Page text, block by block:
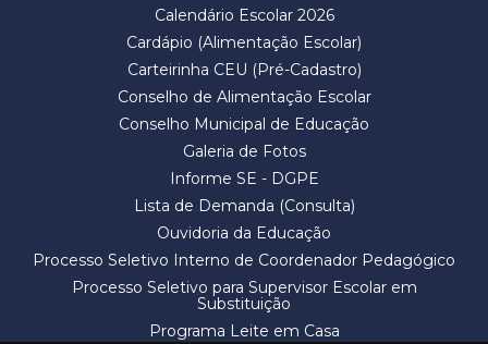
Calendário Escolar 2026
Cardápio (Alimentação Escolar)
Carteirinha CEU (Pré-Cadastro)
Conselho de Alimentação Escolar
Conselho Municipal de Educação
Galeria de Fotos
Informe SE - DGPE
Lista de Demanda (Consulta)
Ouvidoria da Educação
Processo Seletivo Interno de Coordenador Pedagógico
Processo Seletivo para Supervisor Escolar em
Substituição
Programa Leite em Casa